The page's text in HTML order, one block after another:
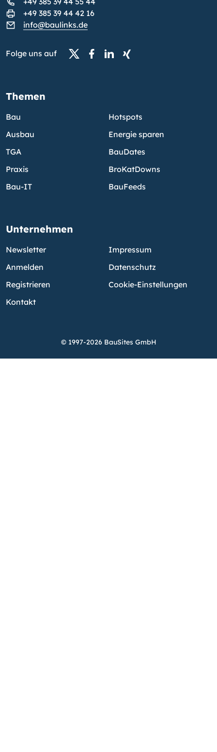
+49 385 39 44 42 16
info@baulinks.de
Folge uns auf
Themen
Bau
Ausbau
TGA
Praxis
Bau-IT
Hotspots
Energie sparen
BauDates
BroKatDowns
BauFeeds
Unternehmen
Newsletter
Anmelden
Registrieren
Kontakt
Impressum
Datenschutz
Cookie-Einstellungen
© 1997-2026 BauSites GmbH